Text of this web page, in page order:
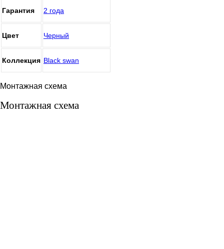
Гарантия 2 года
Цвет Черный
Коллекция Black swan
Монтажная схема
Монтажная схема